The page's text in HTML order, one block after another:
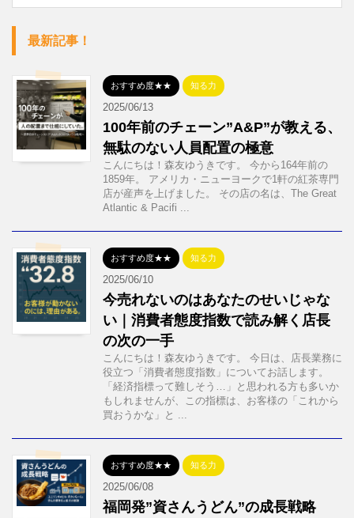
最新記事！
おすすめ度★★ 知る力
2025/06/13
100年前のチェーン”A&P”が教える、
無駄のない人員配置の極意
こんにちは！森友ゆうきです。 今から164年前の
1859年。 アメリカ・ニューヨークで1軒の紅茶専門
店が産声を上げました。 その店の名は、The Great
Atlantic & Pacifi ...
おすすめ度★★ 知る力
2025/06/10
今売れないのはあなたのせいじゃな
い｜消費者態度指数で読み解く店長
の次の一手
こんにちは！森友ゆうきです。 今日は、店長業務に
役立つ「消費者態度指数」についてお話します。
「経済指標って難しそう…」と思われる方も多いか
もしれませんが、この指標は、お客様の「これから
買おうかな」と ...
おすすめ度★★ 知る力
2025/06/08
福岡発”資さんうどん”の成長戦略